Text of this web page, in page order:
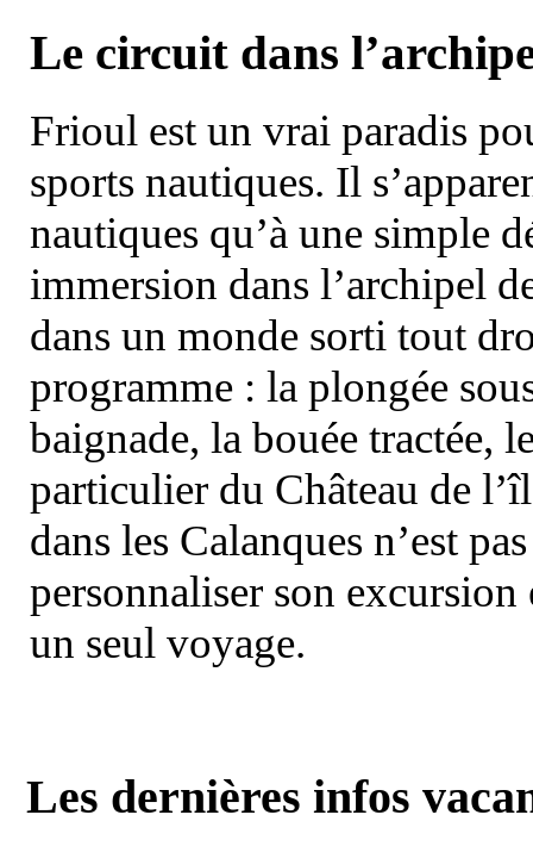
Le circuit dans
Frioul est un vrai paradis
sports nautiques. Il
nautiques qu’à une simple
immersion dans l’archipel
dans un monde sorti tout
programme : la plongée
baignade, la bouée tractée,
particulier du Château de
dans les Calanques n’est
personnaliser son
un seul voyage.
Les dernières infos